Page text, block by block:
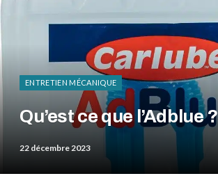
ENTRETIEN MÉCANIQUE
Qu’est ce que l’Adblue ?
22 décembre 2023